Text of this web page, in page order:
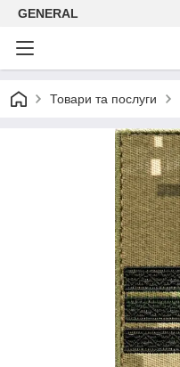
GENERAL
Товари та послуги